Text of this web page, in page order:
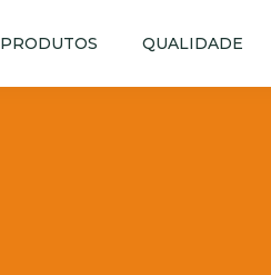
PRODUTOS QUALIDADE